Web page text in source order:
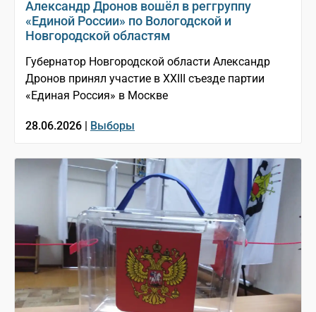
Александр Дронов вошёл в реггруппу
«Единой России» по Вологодской и
Новгородской областям
Губернатор Новгородской области Александр
Дронов принял участие в XXIII съезде партии
«Единая Россия» в Москве
28.06.2026 | Выборы